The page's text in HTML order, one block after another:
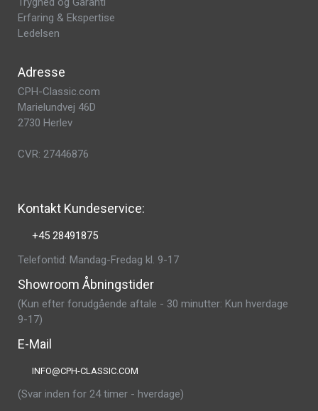
Erfaring & Ekspertise
Ledelsen
Adresse
CPH-Classic.com
Marielundvej 46D
2730 Herlev
CVR: 27446876
Kontakt Kundeservice:
+45 28491875
Telefontid: Mandag-Fredag kl. 9-17
Showroom Åbningstider
(Kun efter forudgående aftale - 30 minutter: Kun hverdage
9-17)
E-Mail
INFO@CPH-CLASSIC.COM
(Svar inden for 24 timer - hverdage)